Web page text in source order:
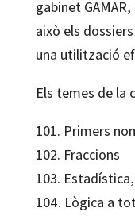
gabinet
això els
una utilització
Els temes de la
101. Primers
102. Fraccions
103.
104. Lògica a